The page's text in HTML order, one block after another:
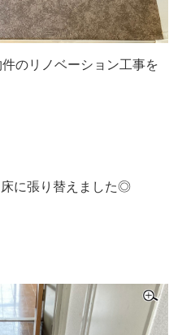
のリノベーション工事を
に張り替えました◎